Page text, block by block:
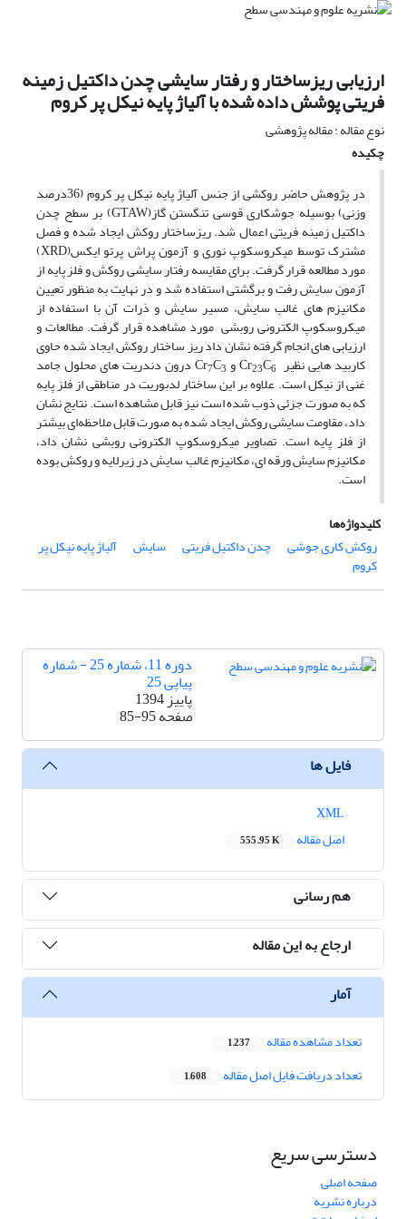
ارزیابی ریزساختار و رفتار سایشی چدن داکتیل زمینه
فریتی پوشش داده شده با آلیاژ پایه نیکل پر کروم
نوع مقاله : مقاله پژوهشی
چکیده
در پژوهش حاضر روکشی از جنس آلیاژ پایه نیکل پر کروم (36درصد
وزنی) بوسیله جوشکاری قوسی تنگستن گاز(GTAW) بر سطح چدن
داکتیل زمینه فریتی اعمال شد. ریزساختار روکش ایجاد شده و فصل
مشترک توسط میکروسکوپ نوری و آزمون پراش پرتو ایکس(XRD)
مورد مطالعه قرار گرفت. برای مقایسه رفتار سایشی روکش و فلز پایه از
آزمون سایش رفت و برگشتی استفاده شد و در نهایت به منظور تعیین
مکانیزم های غالب سایش، مسیر سایش و ذرات آن با استفاده از
میکروسکوپ الکترونی روبشی مورد مشاهده قرار گرفت. مطالعات و
ارزیابی های انجام گرفته نشان داد ریز ساختار روکش ایجاد شده حاوی
کاربید هایی نظیر Cr 23C6 و Cr 7C3 درون دندریت های محلول جامد
غنی از نیکل است. علاوه بر این ساختار لدبوریت در مناطقی از فلز پایه
که به صورت جزئی ذوب شده است نیز قابل مشاهده است. نتایج نشان
داد، مقاومت سایشی روکش ایجاد شده به صورت قابل ملاحظه‌ای بیشتر
از فلز پایه است. تصاویر میکروسکوپ الکترونی روبشی نشان داد،
مکانیزم سایش ورقه ای، مکانیزم غالب سایش در زیرلایه و روکش بوده
است.
کلیدواژه‌ها
روکش کاری جوشی
چدن داکتیل فریتی سایش آلیاژ پایه نیکل پر
کروم
دوره 11، شماره 25 - شماره
پیاپی 25
پاییز 1394
صفحه85-95
فایل ها
اصل مقاله
555.95 K
هم رسانی
ارجاع به این مقاله
آمار
تعداد مشاهده مقاله 1,237
تعداد دریافت فایل اصل مقاله 1,608
دسترسی سریع
صفحه اصلی
درباره نشریه